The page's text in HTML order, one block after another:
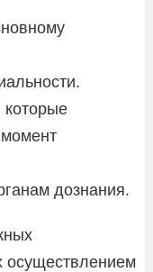
дознания.
осуществлением